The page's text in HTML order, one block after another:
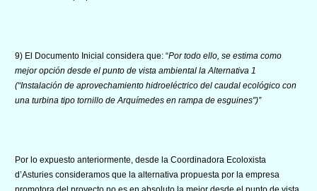
9) El Documento Inicial considera que: “Por todo ello, se estima como
mejor opción desde el punto de vista ambiental la Alternativa 1
(“Instalación de aprovechamiento hidroeléctrico del caudal ecológico con
una turbina tipo tornillo de Arquímedes en rampa de esguines”)”
Por lo expuesto anteriormente, desde la Coordinadora Ecoloxista
d’Asturies consideramos que la alternativa propuesta por la empresa